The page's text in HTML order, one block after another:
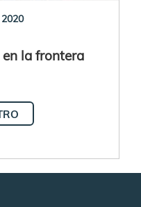
la frontera